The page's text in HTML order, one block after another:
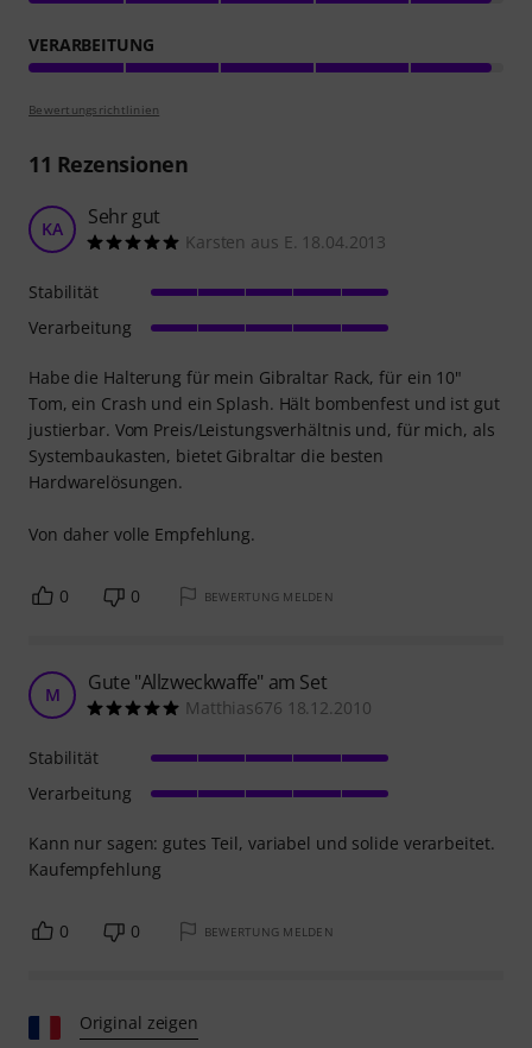
VERARBEITUNG
Bewertungsrichtlinien
11 Rezensionen
KA Sehr gut
Karsten aus E. 18.04.2013
Habe die Halterung für mein Gibraltar Rack, für ein 10"
Tom, ein Crash und ein Splash. Hält bombenfest und ist gut
justierbar. Vom Preis/Leistungsverhältnis und, für mich, als
Systembaukasten, bietet Gibraltar die besten
Hardwarelösungen.
Von daher volle Empfehlung.
Stabilität
Verarbeitung
0 0 BEWERTUNG MELDEN
M Gute "Allzweckwaffe" am Set
Matthias676 18.12.2010
Kann nur sagen: gutes Teil, variabel und solide verarbeitet.
Kaufempfehlung
Stabilität
Verarbeitung
0 0 BEWERTUNG MELDEN
Original zeigen